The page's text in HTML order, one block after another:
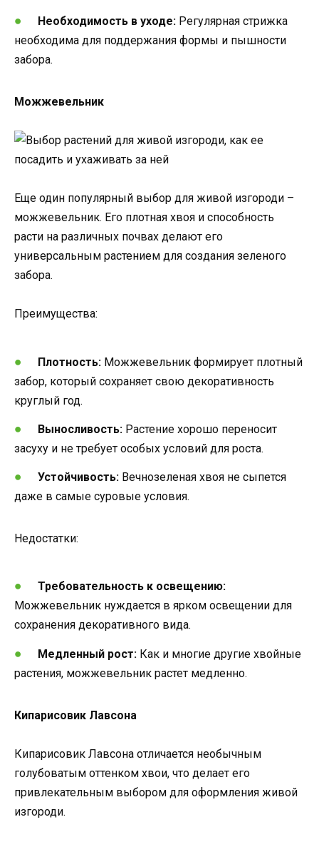
Необходимость в уходе: Регулярная стрижка
необходима для поддержания формы и пышности
забора.
Можжевельник
Еще один популярный выбор для живой изгороди –
можжевельник. Его плотная хвоя и способность
расти на различных почвах делают его
универсальным растением для создания зеленого
забора.
Преимущества:
Плотность: Можжевельник формирует плотный
забор, который сохраняет свою декоративность
круглый год.
Выносливость: Растение хорошо переносит
засуху и не требует особых условий для роста.
Устойчивость: Вечнозеленая хвоя не сыпется
даже в самые суровые условия.
Недостатки:
Требовательность к освещению:
Можжевельник нуждается в ярком освещении для
сохранения декоративного вида.
Медленный рост: Как и многие другие хвойные
растения, можжевельник растет медленно.
Кипарисовик Лавсона
Кипарисовик Лавсона отличается необычным
голубоватым оттенком хвои, что делает его
привлекательным выбором для оформления живой
изгороди.